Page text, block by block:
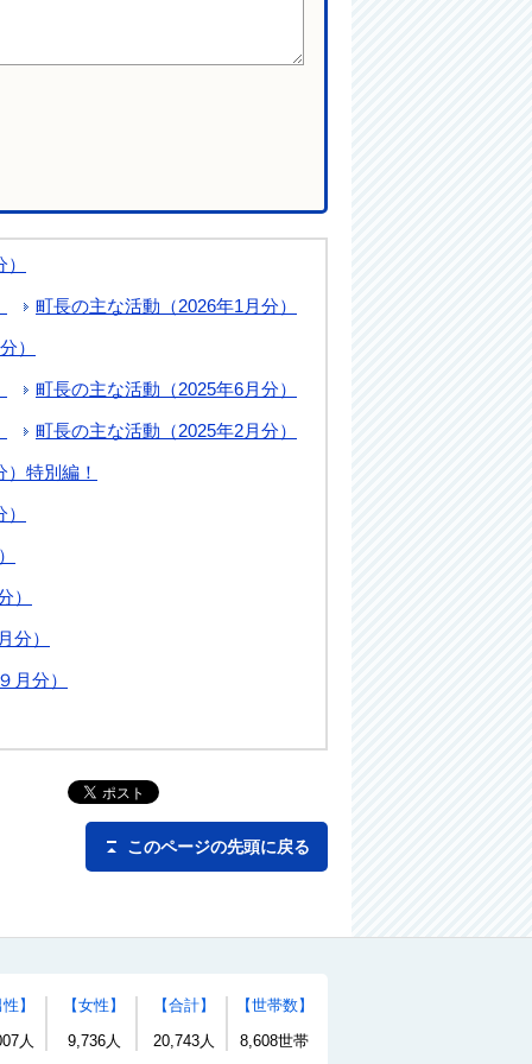
町長の主な活動（2026年1月分）
）
町長の主な活動（2025年6月分）
町長の主な活動（2025年2月分）
特別編！
）
分）
月分）
このページの先頭に戻る